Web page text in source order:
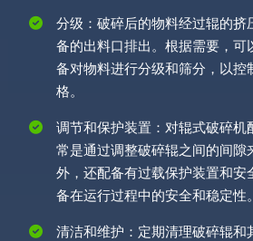
分级：破碎后的物料经过辊的挤
备的出料口排出。根据需要，可
备对物料进行分级和筛分，以控
格。
调节和保护装置：对辊式破碎机
常是通过调整破碎辊之间的间隙
外，还配备有过载保护装置和安
备在运行过程中的安全和稳定性。
清洁和维护：定期清理破碎辊和